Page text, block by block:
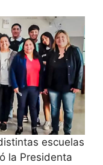
escuelas
la Presidenta